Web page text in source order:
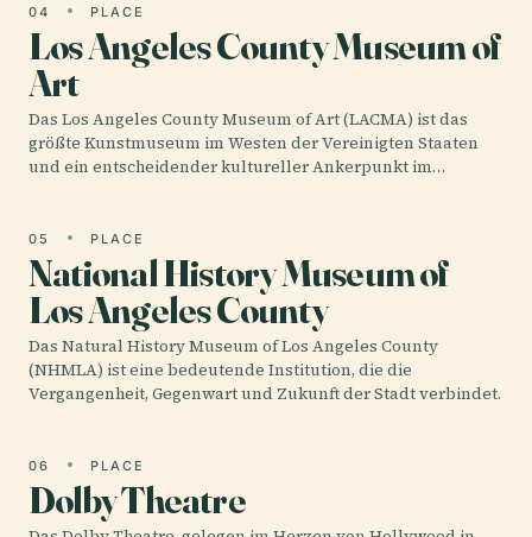
04 PLACE
Los Angeles County Museum of
Art
Das Los Angeles County Museum of Art (LACMA) ist das
größte Kunstmuseum im Westen der Vereinigten Staaten
und ein entscheidender kultureller Ankerpunkt im…
05 PLACE
National History Museum of
Los Angeles County
Das Natural History Museum of Los Angeles County
(NHMLA) ist eine bedeutende Institution, die die
Vergangenheit, Gegenwart und Zukunft der Stadt verbindet.
06 PLACE
Dolby Theatre